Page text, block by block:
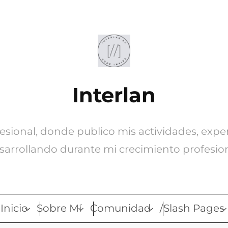
Interlan
donde publico mis actividades,
durante mi crecimiento
Inicio Sobre Mí Comunidad /Slash Pages